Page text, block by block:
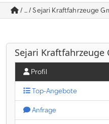
/ ... / Sejari Kraftfahrzeuge
Sejari Kraftfahrzeuge
Profil
Top-Angebote
Anfrage